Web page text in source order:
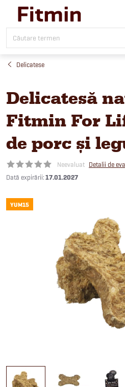
conținut
Delicatese
Delicatesă
Fitmin For
de porc și
Neevaluat Detalii de
17.01.2027
YUM15